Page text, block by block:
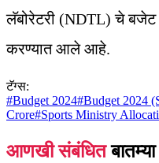
लॅबोरेटरी (NDTL) चे
करण्यात आले आहे.
टॅग्स:
#Budget 2024#Budget 2024
Crore#Sports Ministry
आणखी संबंधित बातम्या